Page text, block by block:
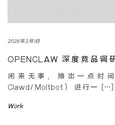
2026年2月1日
OPENCLAW 深度竞品调
闲来无事，抽出一点时
Clawd/Moltbot） 进行一 […]
Work